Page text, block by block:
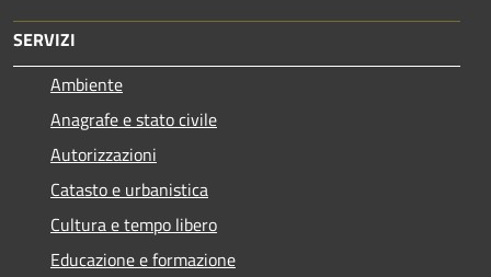
SERVIZI
Ambiente
Anagrafe e stato civile
Autorizzazioni
Catasto e urbanistica
Cultura e tempo libero
Educazione e formazione